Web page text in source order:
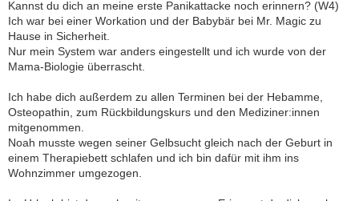
Kannst du dich an meine erste Panikattacke noch erinnern? (W4)
Ich war bei einer Workation und der Babybär bei Mr. Magic zu
Hause in Sicherheit.
Nur mein System war anders eingestellt und ich wurde von der
Mama-Biologie überrascht.
Ich habe dich außerdem zu allen Terminen bei der Hebamme,
Osteopathin, zum Rückbildungskurs und den Mediziner:innen
mitgenommen.
Noah musste wegen seiner Gelbsucht gleich nach der Geburt in
einem Therapiebett schlafen und ich bin dafür mit ihm ins
Wohnzimmer umgezogen.